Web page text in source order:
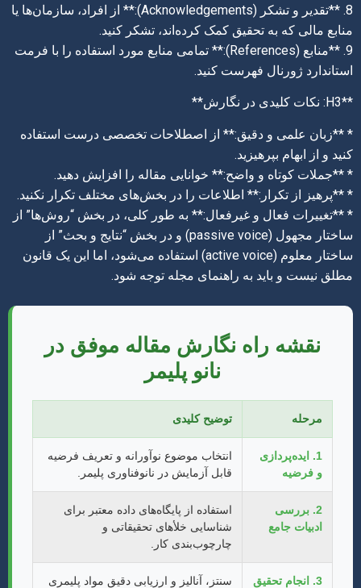
8. **تقدیر و تشکر (Acknowledgements):** از افراد، سازمان‌ها یا
منابع مالی که به تحقیق کمک کرده‌اند، تشکر کنید.
9. **منابع (References):** تمامی منابع مورد استفاده را با فرمت
استاندارد ژورنال فهرست کنید.
**H3: نکات کلیدی در نگارش**
* **زبان علمی و دقیق:** از اصطلاحات تخصصی درست استفاده
کنید و از ابهام بپرهیزید.
* **جملات کوتاه و واضح:** خوانایی مقاله را افزایش دهید.
* **پرهیز از تکرار:** اطلاعات را در بخش‌های مختلف تکرار نکنید.
* **تغییرات فعال و غیرفعال:** به طور کلی، در بخش “روش‌ها” از
ساختار مجهول (passive voice) و در بخش “نتایج و بحث” از
ساختار معلوم (active voice) استفاده می‌شود، اما این یک قانون
مطلق نیست و باید به راهنمای مجله توجه شود.
نقشه راه نگارش مقاله موفق در
نانو پلیمر
مرحله توضیح کلیدی
1. ایده‌پردازی
و فرضیه
انتخاب موضوع نوآورانه و تعریف فرضیه
قابل آزمایش در نانوفناوری پلیمر.
2. بررسی
ادبیات جامع
استفاده از پایگاه‌های داده معتبر برای
شناسایی خلأهای تحقیقاتی و
چارچوب‌بندی کار.
3. انجام تحقیق
سنتز، آنالیز و ارزیابی دقیق مواد پلیمری